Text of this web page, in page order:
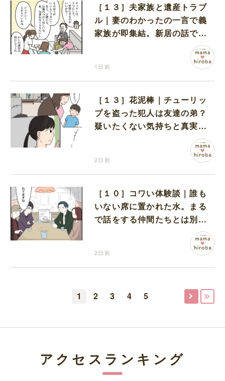
［１３］夫家族と遺産トラブ
ル｜妻のわかったの一言で義
家族が即集結。新居の話で盛
り上がる義家族を置いて実家
1日前
［１３］花泥棒｜チューリッ
プを盗った犯人は友達の弟？
疑いたくない気持ちと真実の
2日前
［１０］コワい体験談｜誰も
いない席に置かれた水。まる
で話をする仲間たちとは別に
2日前
1 2 3 4 5
アクセスランキング